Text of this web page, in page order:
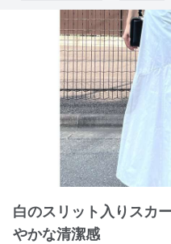
白のスリット入りスカ
やかな清潔感